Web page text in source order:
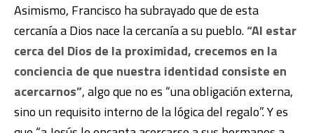
Asimismo, Francisco ha subrayado que de esta
cercanía a Dios nace la cercanía a su pueblo.“Al estar
cerca del Dios de la proximidad, crecemos en la
conciencia de que nuestra identidad consiste en
acercarnos”, algo que no es “una obligación externa,
sino un requisito interno de la lógica del regalo”. Y es